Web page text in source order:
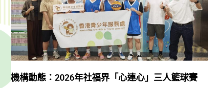
機構動態：2026年社福界「心連心」三人籃球賽